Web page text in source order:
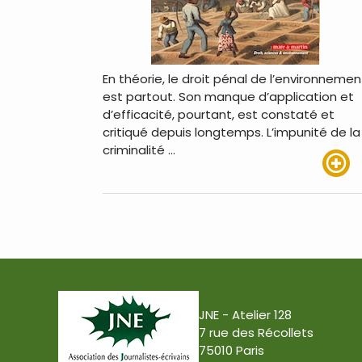
En théorie, le droit pénal de
est partout. Son manque d’application et
d’efficacité, pourtant, est constaté et
critiqué depuis longtemps. L’impunité de la
criminalité …
JNE - Atelier 128
7 rue des Récollets
75010 Paris